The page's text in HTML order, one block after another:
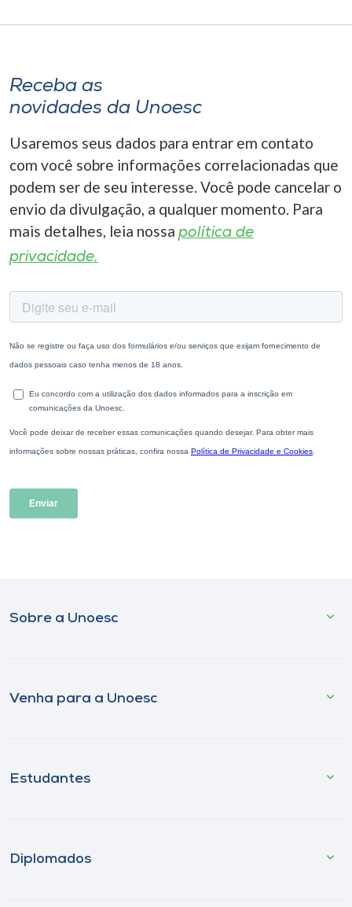
Receba as
novidades da Unoesc
Usaremos seus dados para entrar em contato
com você sobre informações correlacionadas que
podem ser de seu interesse. Você pode cancelar o
envio da divulgação, a qualquer momento. Para
mais detalhes, leia nossa política de
privacidade.
Sobre a Unoesc
Venha para a Unoesc
Estudantes
Diplomados